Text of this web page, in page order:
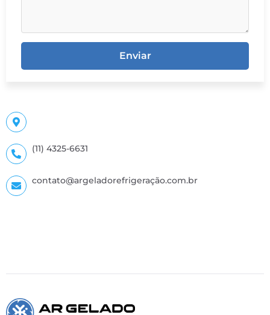
Enviar
(11) 4325-6631
contato@argeladorefrigeração.com.br